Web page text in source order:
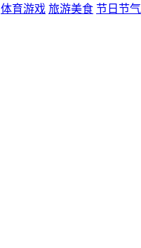
体育游戏 旅游美食 节日节气